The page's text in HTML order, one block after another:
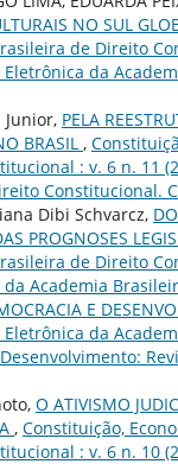
NO SUL
de Direito
da
PELA
BRASIL ,
: v. 6 n. 11
Constitucional.
Dibi Schvarcz,
PROGNOSES
de Direito
Academia
E
da
O ATIVISMO
, Constituição,
: v. 6 n. 10